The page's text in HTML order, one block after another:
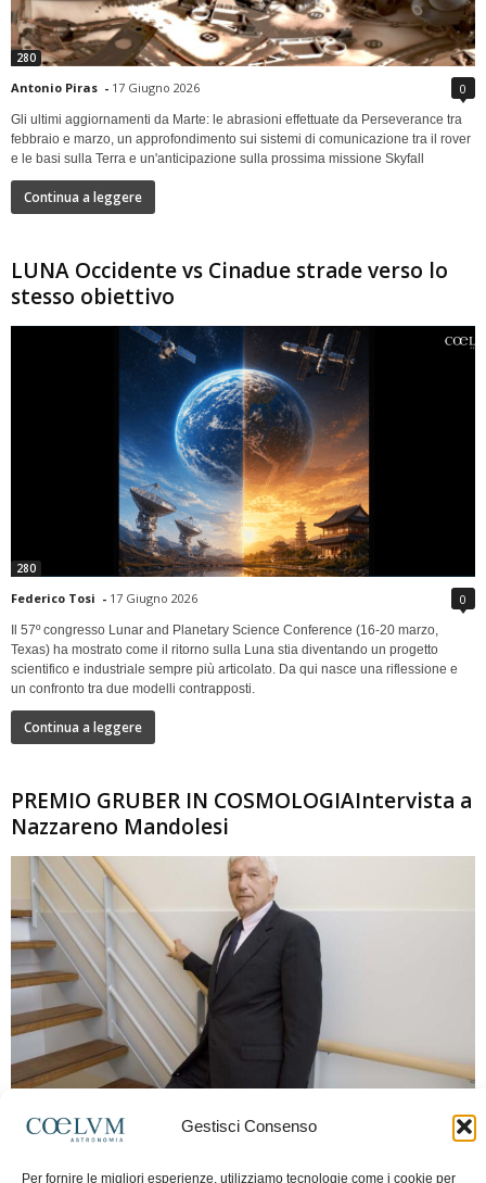
Gestisci Consenso
Per fornire le migliori esperienze, utilizziamo tecnologie come i cookie per
280
Antonio Piras - 17 Giugno 2026 0
Gli ultimi aggiornamenti da Marte: le abrasioni effettuate da Perseverance tra
febbraio e marzo, un approfondimento sui sistemi di comunicazione tra il rover
e le basi sulla Terra e un'anticipazione sulla prossima missione Skyfall
Continua a leggere
LUNA Occidente vs Cinadue strade verso lo
stesso obiettivo
280
Federico Tosi - 17 Giugno 2026 0
Il 57º congresso Lunar and Planetary Science Conference (16-20 marzo,
Texas) ha mostrato come il ritorno sulla Luna stia diventando un progetto
scientifico e industriale sempre più articolato. Da qui nasce una riflessione e
un confronto tra due modelli contrapposti.
Continua a leggere
PREMIO GRUBER IN COSMOLOGIAIntervista a
Nazzareno Mandolesi
Frida Paolella - 16 Giugno 2026 0
spaziale europea e della missione Planck. Il dialogo ripercorre i principali